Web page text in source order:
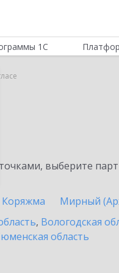
1С
выберите
Коряжма Мирный
, Вологодская
область